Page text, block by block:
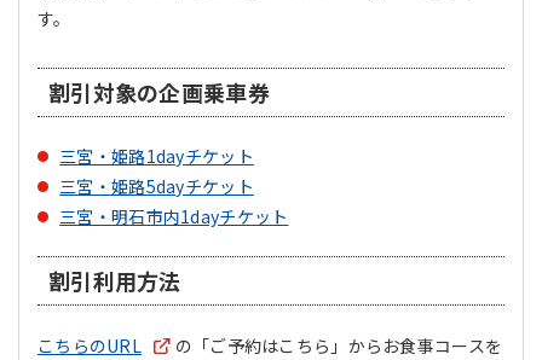
す。
割引対象の企画乗車券
三宮・姫路1dayチケット
三宮・姫路5dayチケット
三宮・明石市内1dayチケット
割引利用方法
こちらのURL
の「ご予約はこちら」からお食事コースを